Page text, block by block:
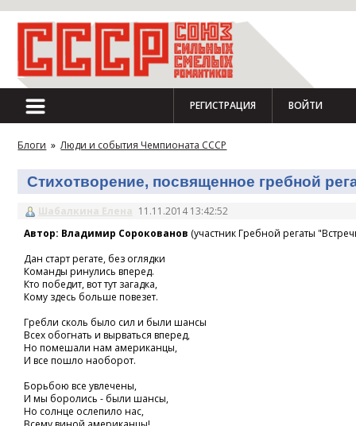
РЕГИСТРАЦИЯ ВОЙТИ
Блоги » Люди и события Чемпионата СССР
Стихотворение, посвященное гребной
Шабалкина Елена 11.11.2014 13:42:52
Автор: Владимир Сорокованов (участник Гребной регаты
Дан старт регате, без оглядки
Команды ринулись вперед.
Кто победит, вот тут загадка,
Кому здесь больше повезет.
Гребли сколь было сил и были шансы
Всех обогнать и вырваться вперед,
Но помешали нам американцы,
И все пошло наоборот.
Борьбою все увлечены,
И мы боролись - были шансы,
Но солнце ослепило нас,